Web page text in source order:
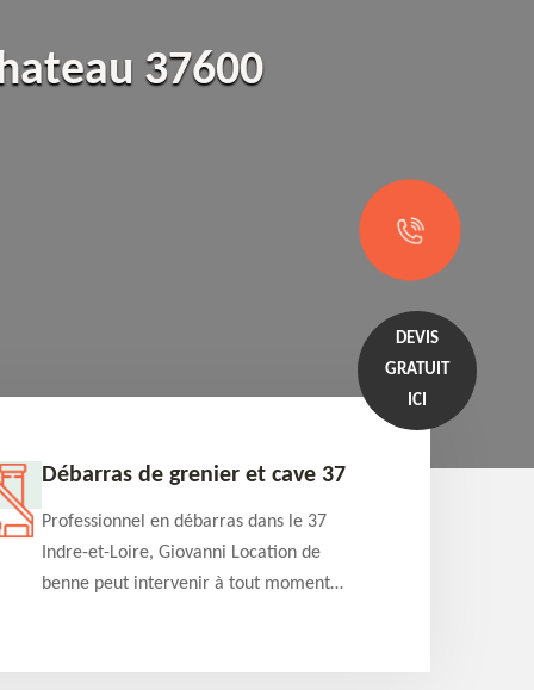
37600
DEVIS
GRATUIT
ICI
Débarras de grenier et cave 37
Professionnel en débarras dans le 37
Indre-et-Loire, Giovanni Location de
benne peut intervenir à tout moment
détaillé offert